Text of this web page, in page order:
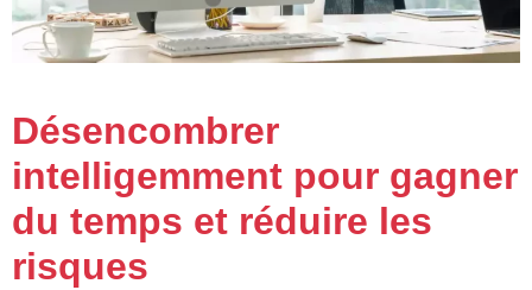
Désencombrer
intelligemment pour gagner
du temps et réduire les
risques